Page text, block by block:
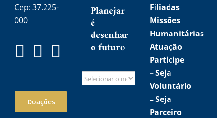
Cep: 37.225-
000
Doações
Planejar
é
desenhar
o futuro
Filiadas
Missões
Humanitárias
Atuação
Participe
–Seja
Voluntário
–Seja
Parceiro